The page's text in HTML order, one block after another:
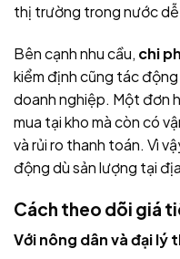
thị trường trong nước
Bên cạnh nhu cầu, chi
kiểm định cũng tác
doanh nghiệp. Một đơn
mua tại kho mà còn có
và rủi ro thanh toán. Vì
động dù sản lượng tại
Cách theo dõi giá
Với nông dân và đại lý